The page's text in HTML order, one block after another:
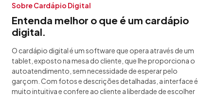
Sobre Cardápio Digital
Entenda melhor o que é um cardápio
digital.
O cardápio digital é um software que opera através de um
tablet, exposto na mesa do cliente, que lhe proporciona o
autoatendimento, sem necessidade de esperar pelo
garçom. Com fotos e descrições detalhadas, a interface é
muito intuitiva e confere ao cliente a liberdade de escolher